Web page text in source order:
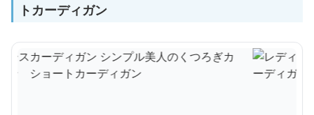
トカーディガン